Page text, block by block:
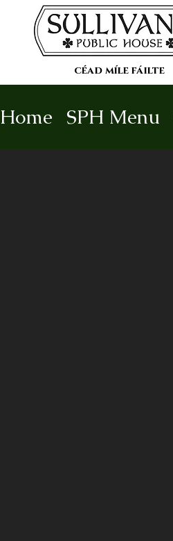
céad míle fáilte
Home SPH Menu